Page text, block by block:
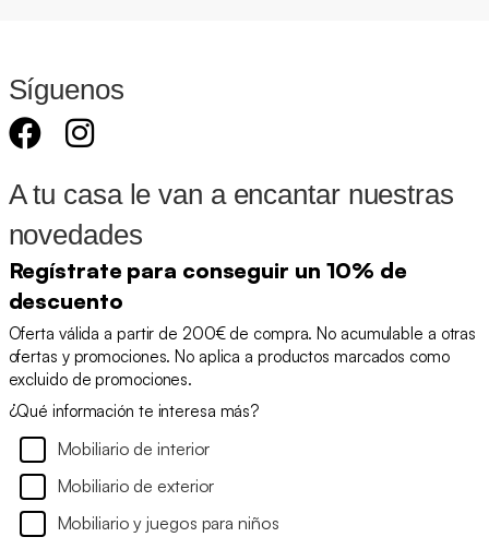
Síguenos
A tu casa le van a encantar nuestras
novedades
Regístrate para conseguir un 10% de
descuento
Oferta válida a partir de 200€ de compra. No acumulable a otras
ofertas y promociones. No aplica a productos marcados como
excluido de promociones.
¿Qué información te interesa más?
Mobiliario de interior
Mobiliario de exterior
Mobiliario y juegos para niños